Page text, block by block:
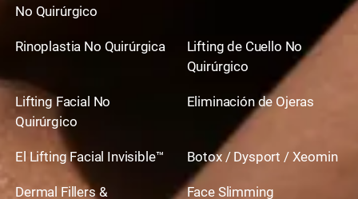
No Quirúrgico
Rinoplastia No Quirúrgica
Lifting de Cuello No
Quirúrgico
Lifting Facial No
Quirúrgico
Eliminación de Ojeras
El Lifting Facial Invisible™ Botox / Dysport / Xeomin
Dermal Fillers &
Face Slimming